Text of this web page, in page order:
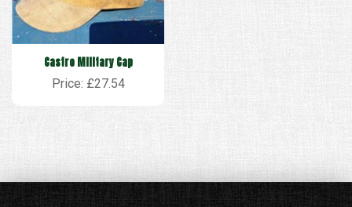
Castro Military Cap
Price: £27.54